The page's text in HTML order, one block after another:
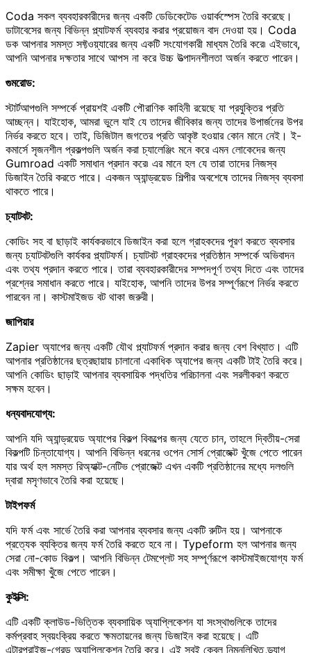
Coda সকল ব্যবহারকারীদের জন্য একটি ডেডিকেটেড ওয়ার্কস্পেস তৈরি করেছে।
ডাটাবেসের জন্য বিভিন্ন প্ল্যাটফর্ম ব্যবহার করার প্রয়োজন বাদ দেওয়া হয়। Coda
ডক আপনার সমস্ত সফ্টওয়্যারের জন্য একটি সংযোগকারী মাধ্যম তৈরি করে৷ এইভাবে,
আপনি আপনার দক্ষতার সাথে আপস না করে উচ্চ উত্পাদনশীলতা অর্জন করতে পারেন।
গুমরোড:
স্টার্টআপগুলি সম্পর্কে প্রায়শই একটি পৌরাণিক কাহিনী রয়েছে যা প্রযুক্তির প্রতি
আচ্ছন্ন। যাইহোক, আমরা ভুলে যাই যে তাদের জীবিকার জন্য তাদের উপার্জনের উপর
নির্ভর করতে হবে। তাই, ডিজিটাল জগতের প্রতি আকৃষ্ট হওয়ার কোন মানে নেই। ই-
কমার্সে সৃজনশীল প্রকল্পগুলি অর্জন করা চ্যালেঞ্জিং মনে করে এমন লোকেদের জন্য
Gumroad একটি সমাধান প্রদান করে৷ এর মানে হল যে তারা তাদের নিজস্ব
ডিজাইন তৈরি করতে পারে। একজন অ্যান্ড্রয়েড শিল্পীর অবশেষে তাদের নিজস্ব ব্যবসা
থাকতে পারে।
চ্যাটবট:
কোডিং সহ বা ছাড়াই কার্যকরভাবে ডিজাইন করা হলে গ্রাহকদের পূরণ করতে ব্যবসার
জন্য চ্যাটবটগুলি কার্যকর প্ল্যাটফর্ম। চ্যাটবট গ্রাহকদের প্রতিষ্ঠান সম্পর্কে অভিবাদন
এবং তথ্য প্রদান করতে পারে। তারা ব্যবহারকারীদের সম্পদপূর্ণ তথ্য দিতে এবং তাদের
প্রশ্নের সমাধান করতে পারে। যাইহোক, আপনি তাদের উপর সম্পূর্ণরূপে নির্ভর করতে
পারবেন না। কাস্টমাইজড বট থাকা জরুরী।
জাপিয়ার
Zapier অ্যাপের জন্য একটি যৌথ প্ল্যাটফর্ম প্রদান করার জন্য বেশ বিখ্যাত। এটি
আপনার প্রতিষ্ঠানের ছত্রছায়ায় চালানো একাধিক অ্যাপের জন্য একটি টাই তৈরি করে।
আপনি কোডিং ছাড়াই আপনার ব্যবসায়িক পদ্ধতির পরিচালনা এবং সরলীকরণ করতে
সক্ষম হবেন।
ধন্যবাদযোগ্য:
আপনি যদি অ্যান্ড্রয়েড অ্যাপের বিকল্প বিকল্পের জন্য যেতে চান, তাহলে দ্বিতীয়-সেরা
বিকল্পটি চিন্তাযোগ্য। আপনি বিভিন্ন ধরনের ওপেন সোর্স প্রোজেক্ট খুঁজে পেতে পারেন
যার অর্থ হল সমস্ত রিঅ্যাক্ট-নেটিভ প্রোজেক্ট এখন একটি প্রতিষ্ঠানের মধ্যে দলগুলি
দ্বারা মসৃণভাবে তৈরি করা হয়েছে।
টাইপফর্ম
যদি ফর্ম এবং সার্ভে তৈরি করা আপনার ব্যবসার জন্য একটি রুটিন হয়। আপনাকে
প্রত্যেক ব্যক্তির জন্য ফর্ম তৈরি করতে হবে না। Typeform হল আপনার জন্য
সেরা নো-কোড বিকল্প। আপনি বিভিন্ন টেমপ্লেট সহ সম্পূর্ণরূপে কাস্টমাইজযোগ্য ফর্ম
এবং সমীক্ষা খুঁজে পেতে পারেন।
কুইক্সি:
এটি একটি ক্লাউড-ভিত্তিক ব্যবসায়িক অ্যাপ্লিকেশন যা সংস্থাগুলিকে তাদের
কর্মপ্রবাহ স্বয়ংক্রিয় করতে ক্ষমতায়নের জন্য ডিজাইন করা হয়েছে। এটি
এন্টারপ্রাইজ-গ্রেড অ্যাপ্লিকেশন তৈরি করে। এই সবই কেবল নিম্নলিখিত ড্র্যাগ